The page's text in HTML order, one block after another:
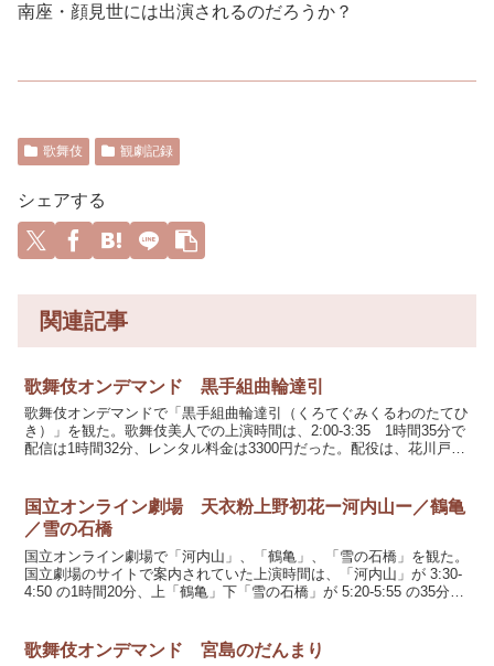
南座・顔見世には出演されるのだろうか？
歌舞伎 観劇記録
シェアする
関連記事
歌舞伎オンデマンド 黒手組曲輪達引
歌舞伎オンデマンドで「黒手組曲輪達引（くろてぐみくるわのたてひ
き）」を観た。歌舞伎美人での上演時間は、2:00-3:35 1時間35分で
配信は1時間32分、レンタル料金は3300円だった。配役は、花川戸助
国立オンライン劇場 天衣粉上野初花ー河内山ー／鶴亀
／雪の石橋
国立オンライン劇場で「河内山」、「鶴亀」、「雪の石橋」を観た。
国立劇場のサイトで案内されていた上演時間は、「河内山」が 3:30-
4:50 の1時間20分、上「鶴亀」下「雪の石橋」が 5:20-5:55 の35分で
歌舞伎オンデマンド 宮島のだんまり